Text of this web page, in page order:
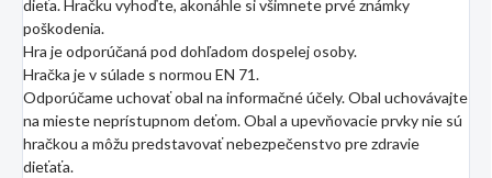
dieťa. Hračku vyhoďte, akonáhle si všimnete prvé známky
poškodenia.
Hra je odporúčaná pod dohľadom dospelej osoby.
Hračka je v súlade s normou EN 71.
Odporúčame uchovať obal na informačné účely. Obal uchovávajte
na mieste neprístupnom deťom. Obal a upevňovacie prvky nie sú
hračkou a môžu predstavovať nebezpečenstvo pre zdravie
dieťaťa.